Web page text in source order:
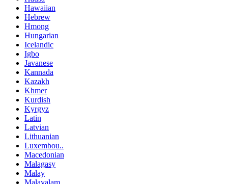
Hawaiian
Hebrew
Hmong
Hungarian
Icelandic
Igbo
Javanese
Kannada
Kazakh
Khmer
Kurdish
Kyrgyz
Latin
Latvian
Lithuanian
Luxembou..
Macedonian
Malagasy
Malay
Malayalam